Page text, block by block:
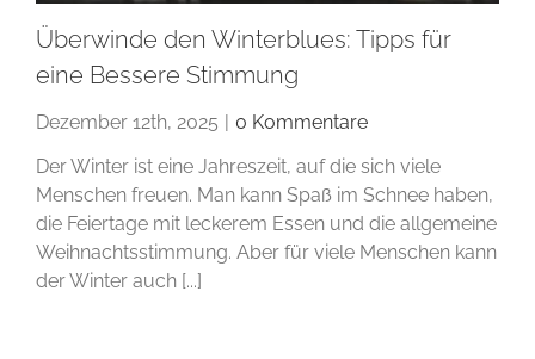
Überwinde den Winterblues: Tipps für
eine Bessere Stimmung
Dezember 12th, 2025 | 0 Kommentare
Der Winter ist eine Jahreszeit, auf die sich viele
Menschen freuen. Man kann Spaß im Schnee haben,
die Feiertage mit leckerem Essen und die allgemeine
Weihnachtsstimmung. Aber für viele Menschen kann
der Winter auch [...]